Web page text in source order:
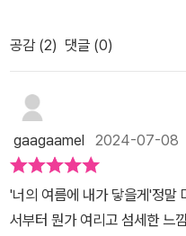
는 동안, 걔가 먼저 내 이름을
면 난 걔가 들려줄 이야기에 귀
음 장면이 잘 상상되지 않았어.
지 않아. 걔가 어떤 이야
p.197~198만약 과거로 돌아
생긴다면 어떨까. 단, 그럴 경
진다면 말이다. 그럼에도 불구
나에게 소중한 그 사람을 구할
순간을 떠올리며 숱하게 잠 못
못한 일이 생긴 것이다. 나역
고 은호의 주변을 살펴보게 된
서 당황한 누군가가 떨어트린
우리는 수수께끼를 풀듯 오랫
와 도희, 나은, 수빈의 열여덟살
고 울컥 치밀어오르는 울음, 그
잊지 못할 상처가 되었지만 또
인에 의해 목숨이 구해졌다는
까?<너의 여름에 내가 닿을게
건을 보면서도 이런 생각을 하
같다. <너의 여름에 내가 닿을
스토킹의 대상이 된 이유를 추
자신들과 관련된 사건이 있었
토커의 정체를 밝혀낸다는 것
의 희생 덕에 삶을 이어가게 되
공감 (2) 댓글 (0)
gaagaamel 2024-07-08
'너의 여름에 내가 닿을게'​정말
서부터 뭔가 여리고 섬세한 느